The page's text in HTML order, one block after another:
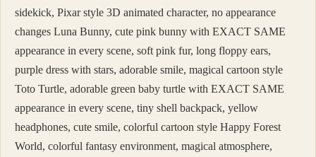
sidekick, Pixar style 3D animated character, no appearance
changes Luna Bunny, cute pink bunny with EXACT SAME
appearance in every scene, soft pink fur, long floppy ears,
purple dress with stars, adorable smile, magical cartoon style
Toto Turtle, adorable green baby turtle with EXACT SAME
appearance in every scene, tiny shell backpack, yellow
headphones, cute smile, colorful cartoon style Happy Forest
World, colorful fantasy environment, magical atmosphere,